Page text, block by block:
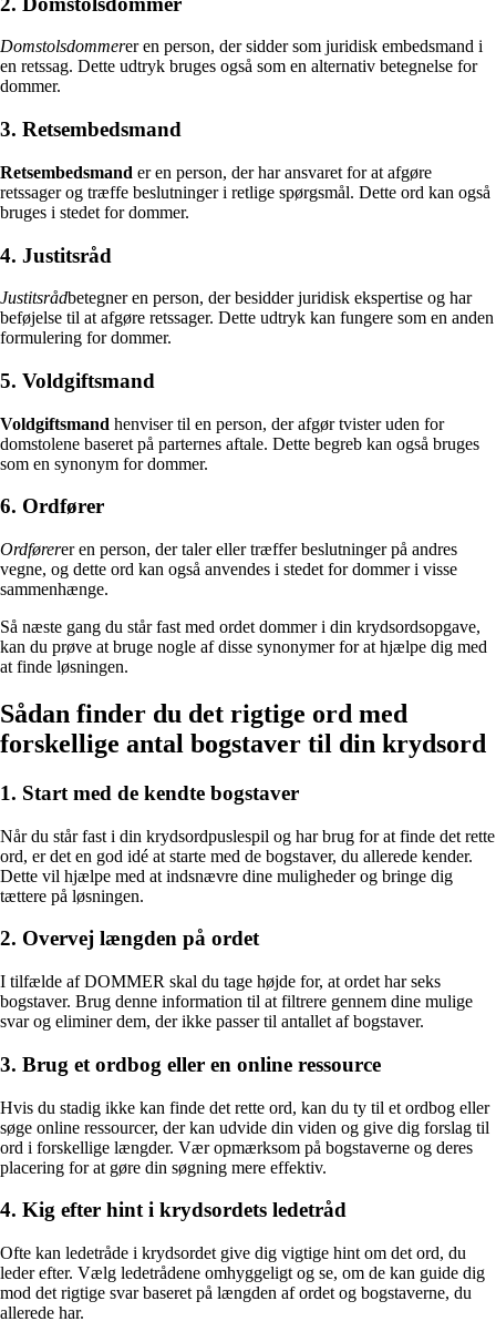
Domstolsdommerer en person, der sidder som juridisk embedsmand i
en retssag. Dette udtryk bruges også som en alternativ betegnelse for
dommer.
3. Retsembedsmand
Retsembedsmand er en person, der har ansvaret for at afgøre
retssager og træffe beslutninger i retlige spørgsmål. Dette ord kan også
bruges i stedet for dommer.
4. Justitsråd
Justitsrådbetegner en person, der besidder juridisk ekspertise og har
beføjelse til at afgøre retssager. Dette udtryk kan fungere som en anden
formulering for dommer.
5. Voldgiftsmand
Voldgiftsmand henviser til en person, der afgør tvister uden for
domstolene baseret på parternes aftale. Dette begreb kan også bruges
som en synonym for dommer.
6. Ordfører
Ordførerer en person, der taler eller træffer beslutninger på andres
vegne, og dette ord kan også anvendes i stedet for dommer i visse
sammenhænge.
Så næste gang du står fast med ordet dommer i din krydsordsopgave,
kan du prøve at bruge nogle af disse synonymer for at hjælpe dig med
at finde løsningen.
Sådan finder du det rigtige ord med
forskellige antal bogstaver til din krydsord
1. Start med de kendte bogstaver
Når du står fast i din krydsordpuslespil og har brug for at finde det rette
ord, er det en god idé at starte med de bogstaver, du allerede kender.
Dette vil hjælpe med at indsnævre dine muligheder og bringe dig
tættere på løsningen.
2. Overvej længden på ordet
I tilfælde af DOMMER skal du tage højde for, at ordet har seks
bogstaver. Brug denne information til at filtrere gennem dine mulige
svar og eliminer dem, der ikke passer til antallet af bogstaver.
3. Brug et ordbog eller en online ressource
Hvis du stadig ikke kan finde det rette ord, kan du ty til et ordbog eller
søge online ressourcer, der kan udvide din viden og give dig forslag til
ord i forskellige længder. Vær opmærksom på bogstaverne og deres
placering for at gøre din søgning mere effektiv.
4. Kig efter hint i krydsordets ledetråd
Ofte kan ledetråde i krydsordet give dig vigtige hint om det ord, du
leder efter. Vælg ledetrådene omhyggeligt og se, om de kan guide dig
mod det rigtige svar baseret på længden af ordet og bogstaverne, du
allerede har.